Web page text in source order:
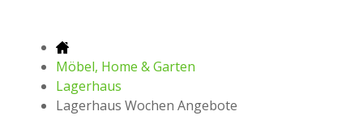
Möbel, Home & Garten
Lagerhaus
Lagerhaus Wochen Angebote